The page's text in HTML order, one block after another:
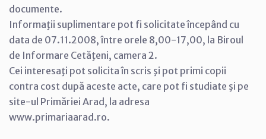
documente.
Informaţii suplimentare pot fi solicitate începând cu
data de 07.11.2008, între orele 8,00-17,00, la Biroul
de Informare Cetăţeni, camera 2.
Cei interesaţi pot solicita în scris şi pot primi copii
contra cost după aceste acte, care pot fi studiate şi pe
site-ul Primăriei Arad, la adresa
www.primariaarad.ro.